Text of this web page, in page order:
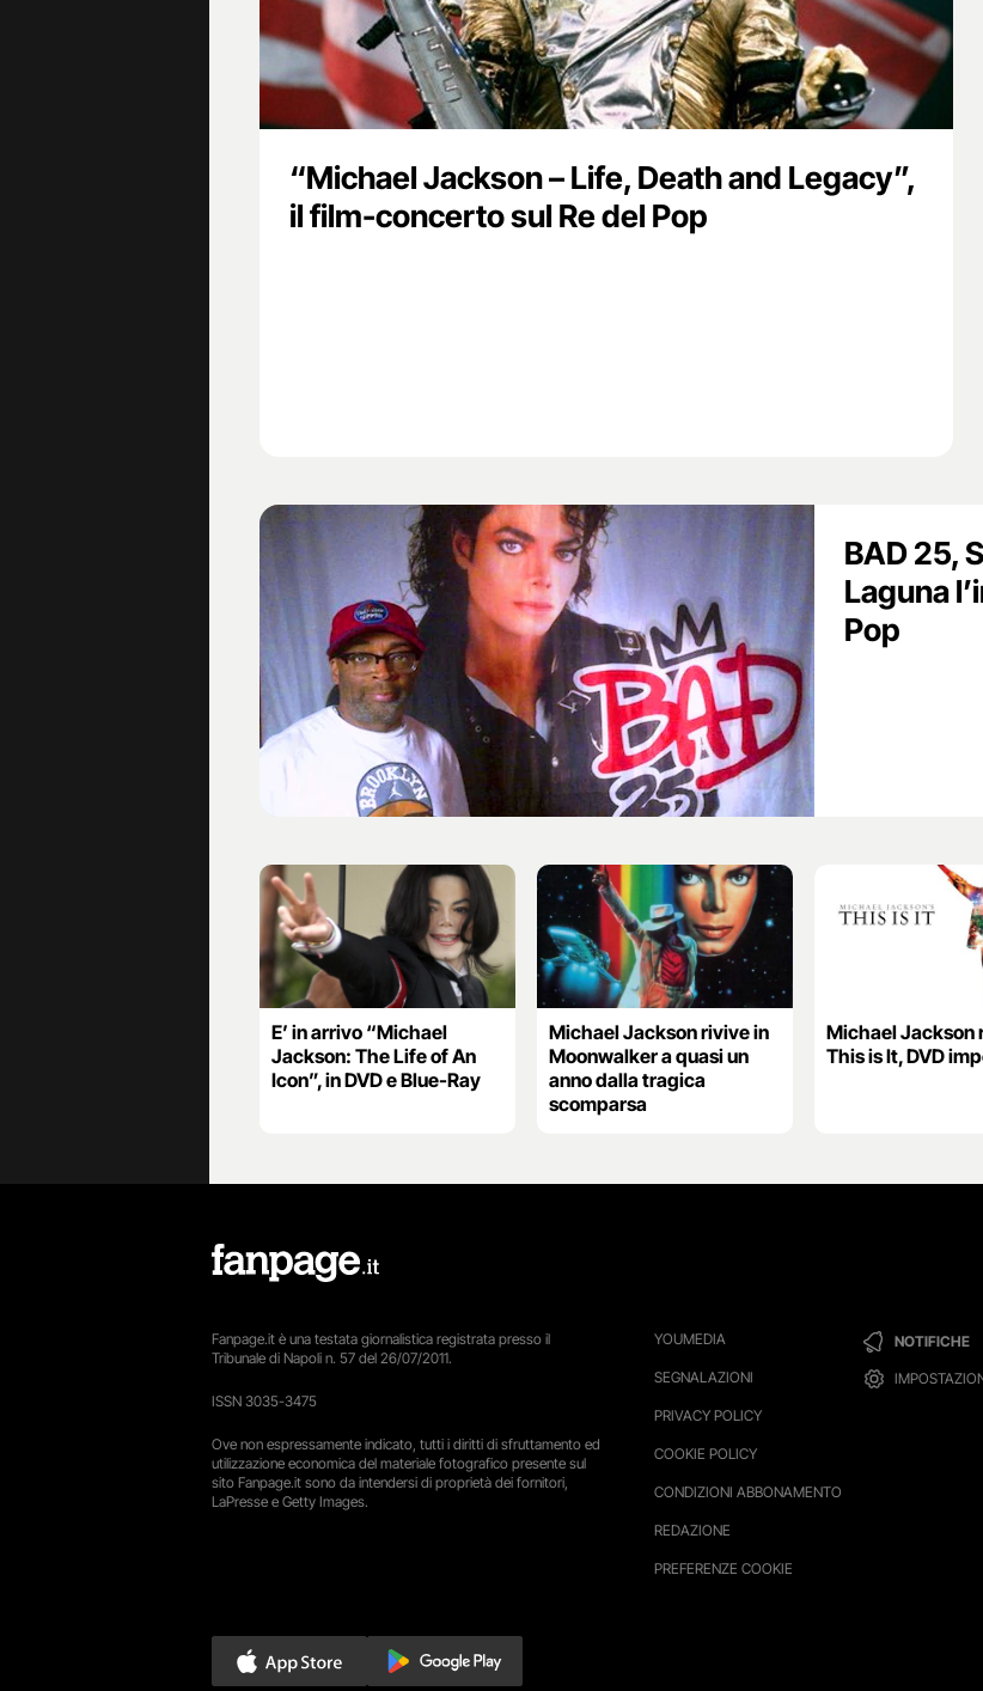
“Michael Jackson – Life, Death and Legacy”,
il film-concerto sul Re del Pop
BAD 25,
Laguna
Pop
E’ in arrivo “Michael
Jackson: The Life of An
Icon”, in DVD e Blue-Ray
Michael Jackson rivive in
Moonwalker a quasi un
anno dalla tragica
scomparsa
Michael Jackson
This is It, DVD
YOUMEDIA
SEGNALAZIONI
PRIVACY POLICY
COOKIE POLICY
CONDIZIONI ABBONAMENTO
REDAZIONE
PREFERENZE COOKIE
NOTIFICHE
Fanpage.it è una testata giornalistica registrata presso il
Tribunale di Napoli n. 57 del 26/07/2011.
ISSN 3035-3475
Ove non espressamente indicato, tutti i diritti di sfruttamento ed
utilizzazione economica del materiale fotografico presente sul
sito Fanpage.it sono da intendersi di proprietà dei fornitori,
LaPresse e Getty Images.